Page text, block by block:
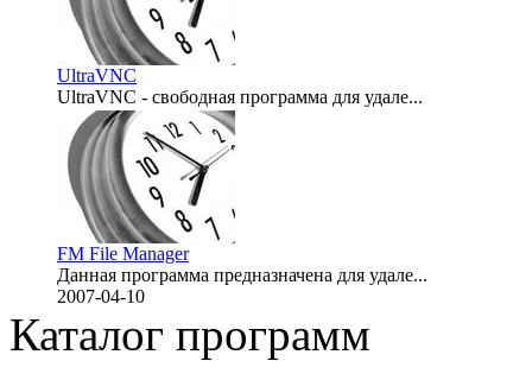
UltraVNC
UltraVNC - свободная программа для удале...
2007-06-21
FM File Manager
Данная программа предназначена для удале...
2007-04-10
Каталог программ